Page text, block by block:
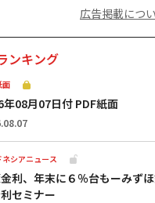
広告掲載につ
ンキング
面
年08月07日付 PDF紙面
ネシアニュース
利、年末に６％台もーみず
セミナー